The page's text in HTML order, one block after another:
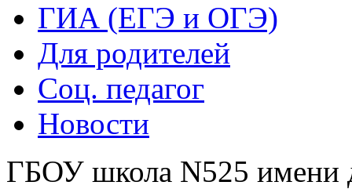
ГИА (ЕГЭ и ОГЭ)
Для родителей
Соц. педагог
Новости
ГБОУ школа N525 имени